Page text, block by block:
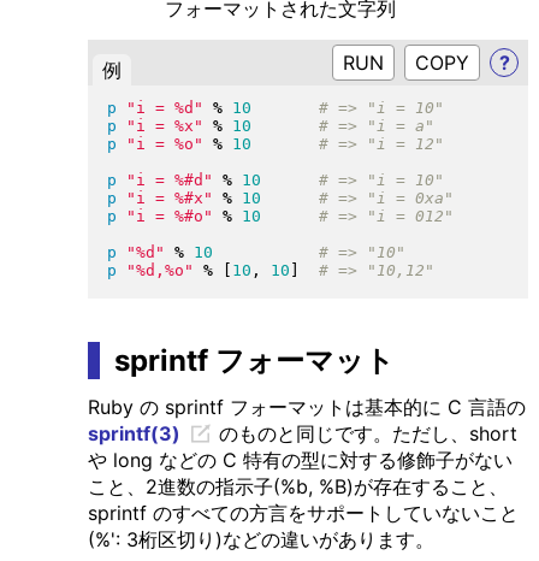
フォーマットされた文字列
例 RUN ?
p " i = %d " % 10
p
" i = %x " % 10
p
" i = %o " % 10
p
" i = %#d " % 10
p
" i = %#x " % 10
p
" i = %#o " % 10
p
"%d " % 10
p
"%d,%o " % 10 , 10
sprintf フォーマット
Ruby の sprintf フォーマットは基本的に C 言語の
sprintf(3)
のものと同じです。ただし、short
や long などの C 特有の型に対する修飾子がない
こと、2進数の指示子(%b, %B)が存在すること、
sprintf のすべての方言をサポートしていないこと
(%': 3桁区切り)などの違いがあります。